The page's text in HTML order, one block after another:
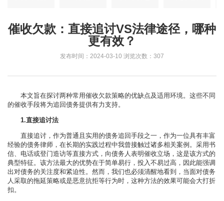
催收欠款：直接追讨VS法律途径，哪种
更有效？
发布时间：2024-03-10 浏览次数：307
本文旨在探讨两种常用催收欠款策略的优缺点及适用环境。这些不同
的催收手段将为追回债务提供有力支持。
1.直接追讨法
直接追讨，作为普通且实用的债务追回手段之一，作为一位具有丰富
经验的债务律师，在长期的实践过程中我曾接触过诸多相关案例。采用书
信、电话或登门造访等直接方式，向债务人表明催收立场，这是该方式的
典型特征。该方法最大的优势在于简单易行，投入不易过高，因此能强调
出对债务的关注度和紧迫性。然而，我们也必须清醒地看到，当面对债务
人采取的拖延策略或是恶意抗拒等行为时，这种方法的效果可能会大打折
扣。